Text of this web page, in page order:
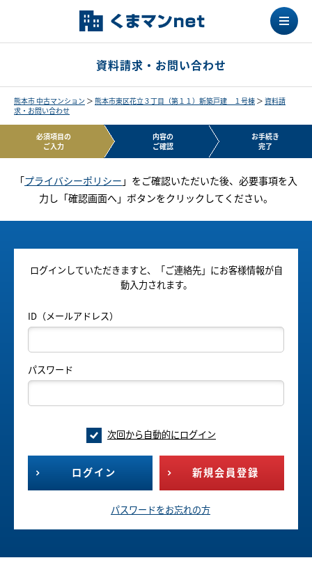
資料請求・お問い合わせ
熊本市 中古マンション ＞ 熊本市東区花立３丁目（第１１）新築戸建 １号棟 ＞ 資料請
求・お問い合わせ
必須項目の
ご入力
内容の
ご確認
お手続き
完了
「プライバシーポリシー 」をご確認いただいた後、必要事項を入
力し「確認画面へ」ボタンをクリックしてください。
ログインしていただきますと、「ご連絡先」にお客様情報が自
動入力されます。
ID（メールアドレス）
パスワード
次回から自動的にログイン
ログイン 新規会員登録
パスワードをお忘れの方